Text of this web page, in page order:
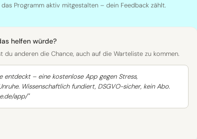
Programm aktiv mitgestalten – dein Feedback zählt.
helfen würde?
du anderen die Chance, auch auf die Warteliste zu kommen.
entdeckt – eine kostenlose App gegen Stress,
Wissenschaftlich fundiert, DSGVO-sicher, kein Abo.
app/"